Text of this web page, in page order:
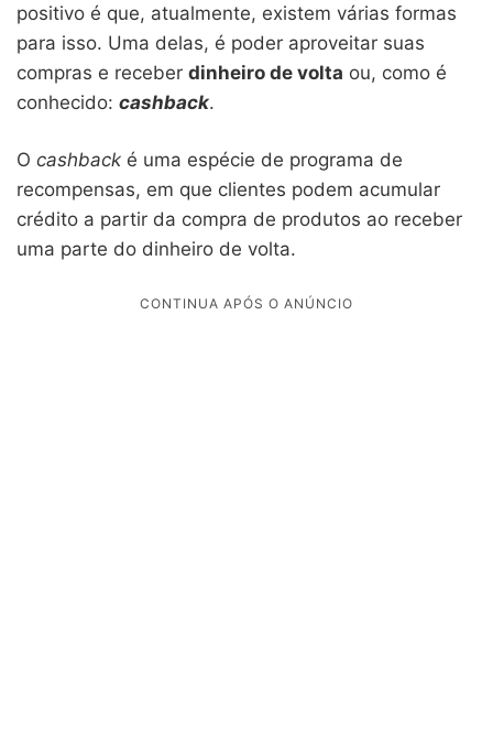
positivo é que, atualmente, existem várias formas
para isso. Uma delas, é poder aproveitar suas
compras e receber dinheiro de volta ou, como é
conhecido: cashback.
O cashback é uma espécie de programa de
recompensas, em que clientes podem acumular
crédito a partir da compra de produtos ao receber
uma parte do dinheiro de volta.